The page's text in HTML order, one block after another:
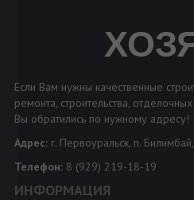
Если Вам нужны качественные
ремонта, строительства,
Вы обратились по нужному адресу!
Адрес: г. Первоуральск, п.
Телефон: 8 (929) 219-18-19
ИНФОРМАЦИЯ